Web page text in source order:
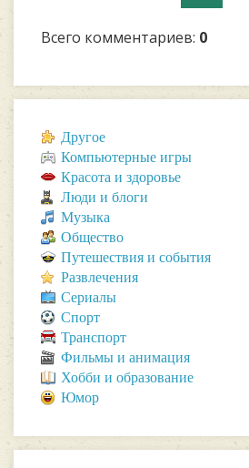
Всего комментариев: 0
Другое
Компьютерные игры
Красота и здоровье
Люди и блоги
Музыка
Общество
Путешествия и события
Развлечения
Сериалы
Спорт
Транспорт
Фильмы и анимация
Хобби и образование
Юмор